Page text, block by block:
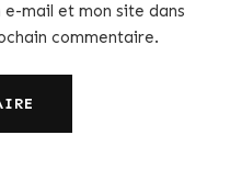
mail et mon site dans
commentaire.